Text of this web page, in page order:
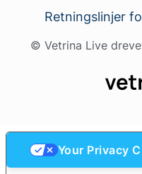
Retningslinjer
© Vetrina Live
Your Privacy